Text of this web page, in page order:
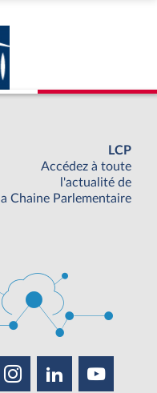
LCP
Accédez à toute
l'actualité de
la Chaine Parlementaire